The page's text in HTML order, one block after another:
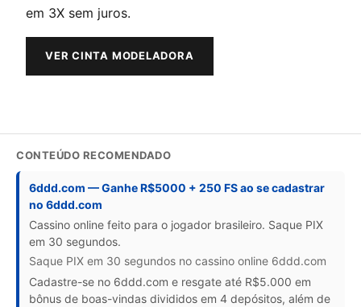
em 3X sem juros.
VER CINTA MODELADORA
CONTEÚDO RECOMENDADO
6ddd.com — Ganhe R$5000 + 250 FS ao se cadastrar
no 6ddd.com
Cassino online feito para o jogador brasileiro. Saque PIX
em 30 segundos.
Saque PIX em 30 segundos no cassino online 6ddd.com
Cadastre-se no 6ddd.com e resgate até R$5.000 em
bônus de boas-vindas divididos em 4 depósitos, além de